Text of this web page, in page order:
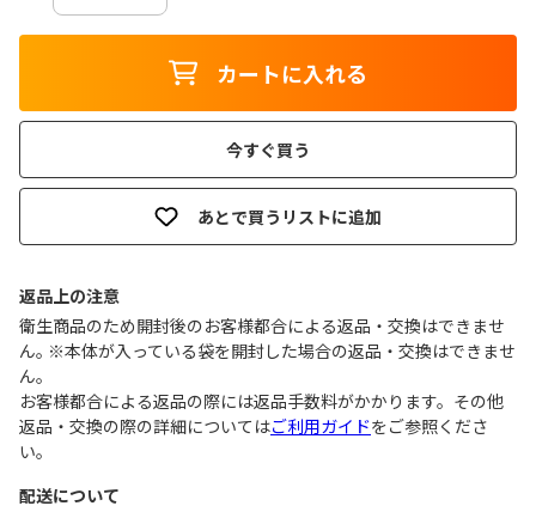
カートに入れる
今すぐ買う
あとで買うリストに追加
返品上の注意
衛生商品のため開封後のお客様都合による返品・交換はできませ
ん｡ ※本体が入っている袋を開封した場合の返品・交換はできませ
ん｡
お客様都合による返品の際には返品手数料がかかります。その他
返品・交換の際の詳細についてはご利用ガイドをご参照くださ
い。
配送について